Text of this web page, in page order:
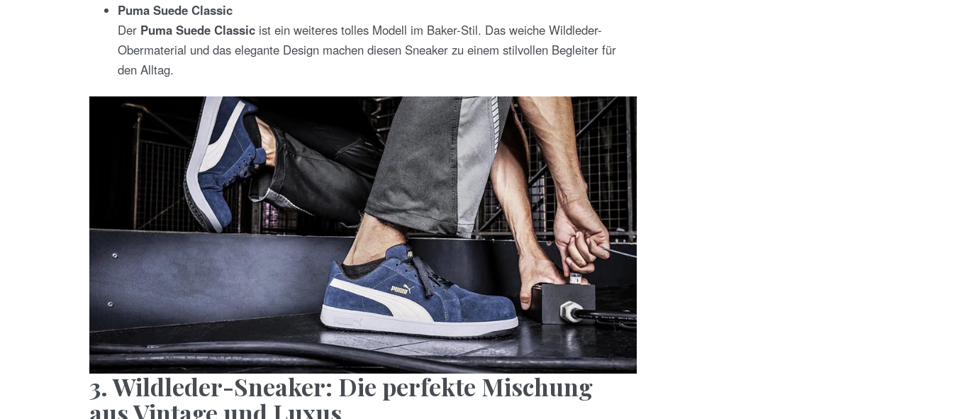
Puma Suede Classic
Der Puma Suede Classic ist ein weiteres tolles Modell im Baker-Stil. Das weiche Wildleder-
Obermaterial und das elegante Design machen diesen Sneaker zu einem stilvollen Begleiter für
den Alltag.
3. Wildleder-Sneaker: Die perfekte Mischung
aus Vintage und Luxus